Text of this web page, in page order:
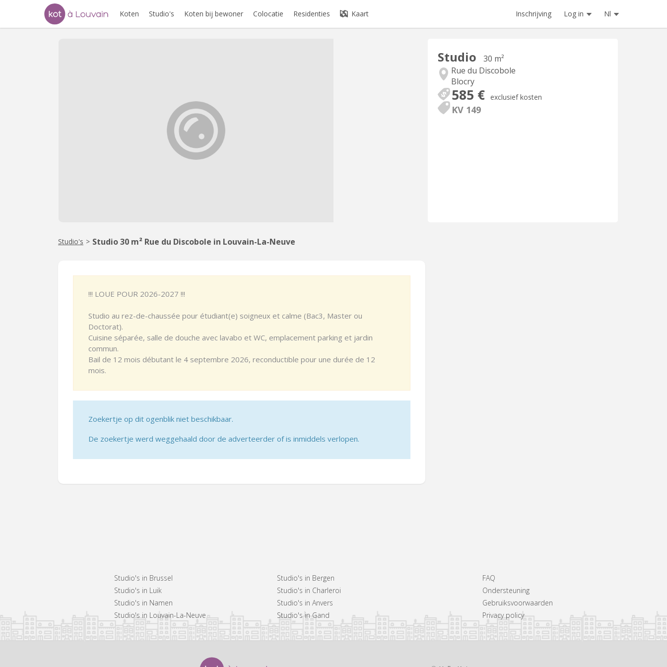
Koten Studio's Koten bij bewoner Colocatie Residenties Kaart Inschrijving Log in Nl
Studio
30 m²
Rue du Discobole
Blocry
585 € exclusief kosten
KV 149
Studio's > Studio 30 m² Rue du Discobole in Louvain-La-Neuve
!!! LOUE POUR 2026-2027 !!!
Studio au rez-de-chaussée pour étudiant(e) soigneux et calme (Bac3, Master ou
Doctorat).
Cuisine séparée, salle de douche avec lavabo et WC, emplacement parking et jardin
commun.
Bail de 12 mois débutant le 4 septembre 2026, reconductible pour une durée de 12
mois.
Zoekertje op dit ogenblik niet beschikbaar.
De zoekertje werd weggehaald door de adverteerder of is inmiddels verlopen.
Studio's in Brussel
Studio's in Luik
Studio's in Namen
Studio's in Louvain-La-Neuve
Studio's in Bergen
Studio's in Charleroi
Studio's in Anvers
Studio's in Gand
FAQ
Ondersteuning
Gebruiksvoorwaarden
Privacy policy